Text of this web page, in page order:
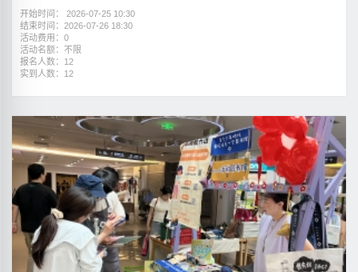
开始时间： 2026-07-25 10:30
结束时间：2026-07-26 18:30
活动费用：0
活动名额：不限
报名人数：12
实到人数：12